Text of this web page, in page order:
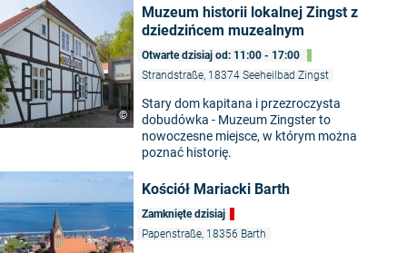
©
Muzeum historii lokalnej Zingst z
dziedzińcem muzealnym
Otwarte dzisiaj od: 11:00 - 17:00
Strandstraße, 18374 Seeheilbad Zingst
Stary dom kapitana i przezroczysta
dobudówka - Muzeum Zingster to
nowoczesne miejsce, w którym można
poznać historię.
Kościół Mariacki Barth
Zamknięte dzisiaj
Papenstraße, 18356 Barth